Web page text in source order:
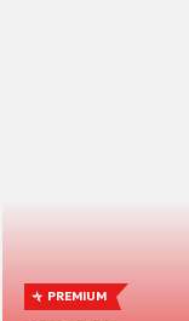
PREMIUM